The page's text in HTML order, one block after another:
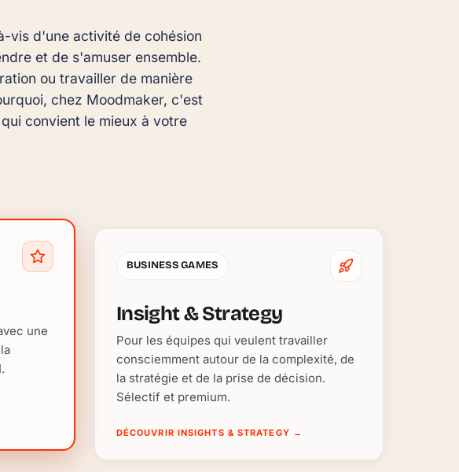
vis d'une activité de cohésion
et de s'amuser ensemble.
ou travailler de manière
chez Moodmaker, c'est
convient le mieux à votre
une
BUSINESS GAMES
Insight & Strategy
Pour les équipes qui veulent travailler
consciemment autour de la complexité, de
la stratégie et de la prise de décision.
Sélectif et premium.
DÉCOUVRIR INSIGHTS & STRATEGY →